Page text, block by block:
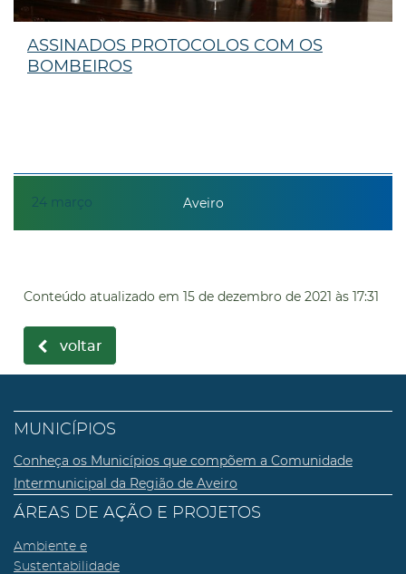
24 março
ASSINADOS PROTOCOLOS COM OS
BOMBEIROS
Aveiro
Conteúdo atualizado em 15 de dezembro de 2021 às 17:31
voltar
MUNICÍPIOS
Conheça os Municípios que compõem a Comunidade
Intermunicipal da Região de Aveiro
ÁREAS DE AÇÃO E PROJETOS
Ambiente e
Sustentabilidade